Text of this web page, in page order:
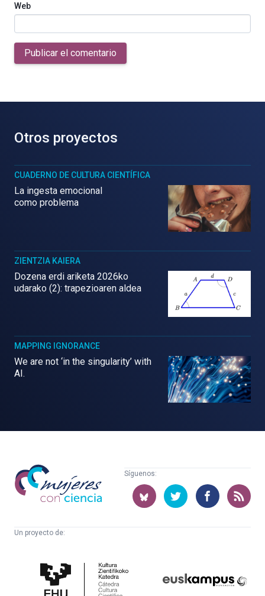
Web
Publicar el comentario
Otros proyectos
CUADERNO DE CULTURA CIENTÍFICA
La ingesta emocional
como problema
ZIENTZIA KAIERA
Dozena erdi ariketa 2026ko
udarako (2): trapezioaren aldea
MAPPING IGNORANCE
We are not ‘in the singularity’ with
AI.
Mujeres
con
ciencia
Síguenos:
Un proyecto de:
Cultura
Científica